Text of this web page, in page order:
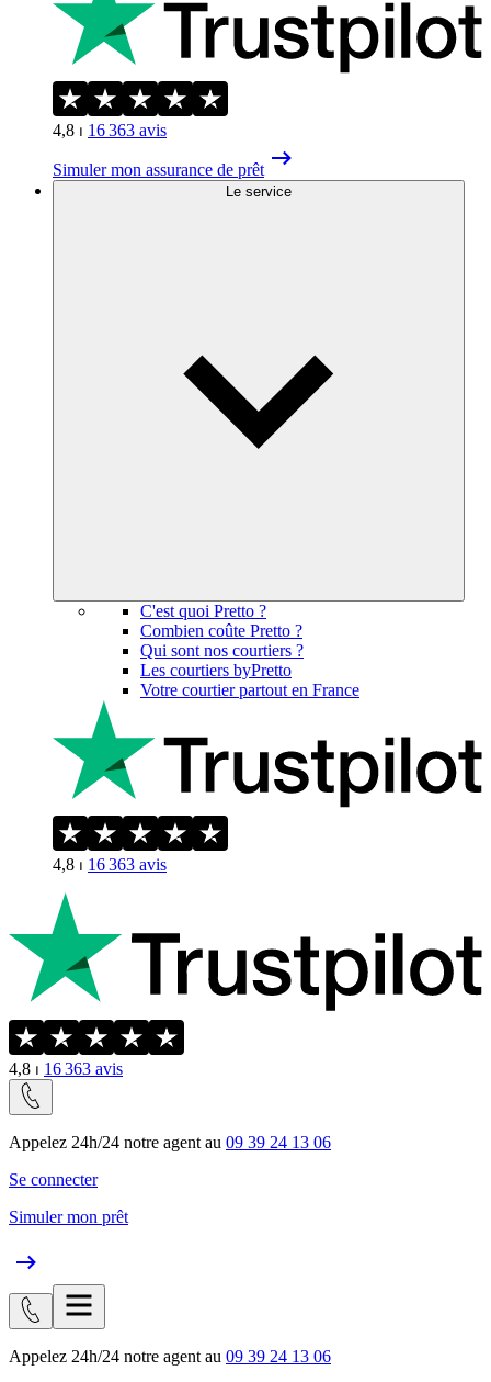
4,8 ⏐ 16 363 avis
Simuler mon assurance de prêt
Le service
C'est quoi Pretto ?
Combien coûte Pretto ?
Qui sont nos courtiers ?
Les courtiers byPretto
Votre courtier partout en France
4,8 ⏐ 16 363 avis
4,8 ⏐ 16 363 avis
Appelez 24h/24 notre agent au 09 39 24 13 06
Se connecter
Simuler mon prêt
Appelez 24h/24 notre agent au 09 39 24 13 06